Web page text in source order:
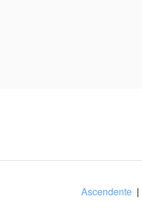
convirtiéndose en
al mejor postor.
el punto de vista del
Ascendente |